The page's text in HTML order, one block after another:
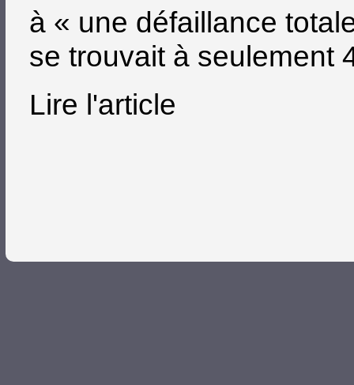
à « une défaillance
se trouvait à seulement
Lire l'article